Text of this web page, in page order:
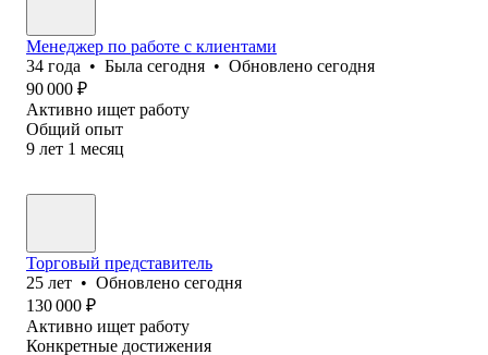
Менеджер по работе с клиентами
34 года • Была сегодня • Обновлено сегодня
90 000 ₽
Активно ищет работу
Общий опыт
9 лет 1 месяц
Торговый представитель
25 лет • Обновлено сегодня
130 000 ₽
Активно ищет работу
Конкретные достижения